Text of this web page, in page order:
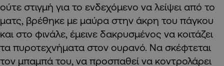
ούτε στιγμή για το ενδεχόμενο να λείψει από το
ματς, βρέθηκε με μαύρα στην άκρη του πάγκου
και στο φινάλε, έμεινε δακρυσμένος να κοιτάζει
τα πυροτεχνήματα στον ουρανό. Να σκέφτεται
τον μπαμπά του, να προσπαθεί να κοντρολάρει